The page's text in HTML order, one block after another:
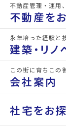
不動産を買
space_dashboard
エリア
space_dashboard
不動産管理・運用
不動産を
不動産をお
山一地所の賃貸管
不動産を貸すまで
空き家サポート
永年培った経験と
建築・リノ
建築・リノベ
Renotta（リノ
この街に育ちこの
会社案内
会社案内
社宅をお
詳細情報
物件名
所在地